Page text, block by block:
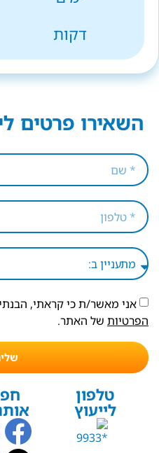
דקות
השאירו פרטים
אני מאשר/ת כי קראתי,
הפרטיות של האתר.
טלפון
לייעוץ